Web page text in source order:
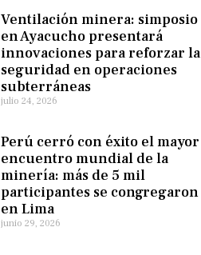
Ventilación minera: simposio
en Ayacucho presentará
innovaciones para reforzar la
seguridad en operaciones
subterráneas
julio 24, 2026
Perú cerró con éxito el mayor
encuentro mundial de la
minería: más de 5 mil
participantes se congregaron
en Lima
junio 29, 2026